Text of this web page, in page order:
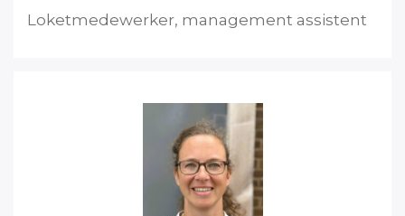
Loketmedewerker, management assistent